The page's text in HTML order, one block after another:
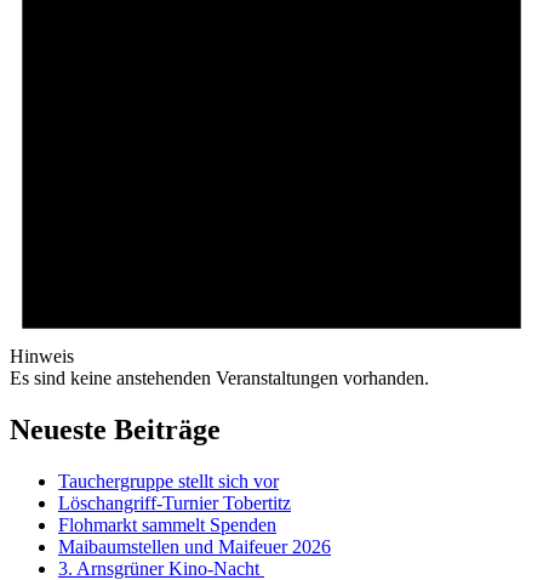
Hinweis
Es sind keine anstehenden Veranstaltungen vorhanden.
Neueste Beiträge
Tauchergruppe stellt sich vor
Löschangriff-Turnier Tobertitz
Flohmarkt sammelt Spenden
Maibaumstellen und Maifeuer 2026
3. Arnsgrüner Kino-Nacht